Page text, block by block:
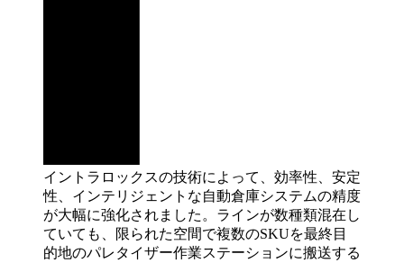
イントラロックスの技術によって、効率性、安定
性、インテリジェントな自動倉庫システムの精度
が大幅に強化されました。ラインが数種類混在し
ていても、限られた空間で複数のSKUを最終目
的地のパレタイザー作業ステーションに搬送する